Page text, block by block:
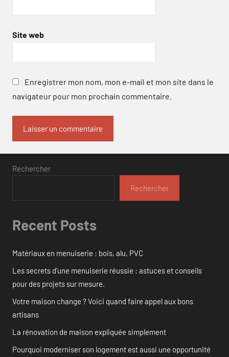
Site web
Enregistrer mon nom, mon e-mail et mon site dans le
navigateur pour mon prochain commentaire.
Rechercher
Rechercher
Recent Posts
Matériaux en menuiserie : bois, alu, PVC
Les secrets d’une menuiserie réussie : astuces et conseils
pour des projets sur mesure.
Votre maison change ? Voici quand faire appel aux bons
artisans
La rénovation de maison expliquée simplement
Pourquoi moderniser son logement est aussi une opportunité